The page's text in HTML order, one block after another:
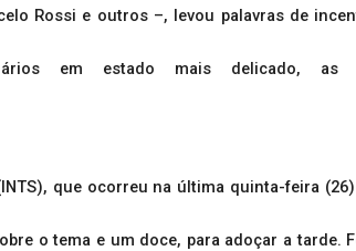
Rossi e outros –, levou palavras de
em estado mais delicado, as
que ocorreu na última quinta-feira
o tema e um doce, para adoçar a tarde.